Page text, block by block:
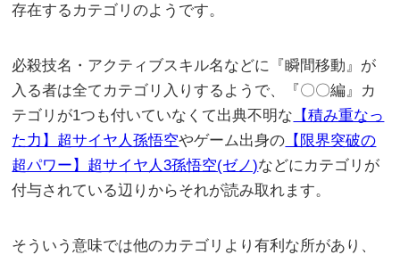
存在するカテゴリのようです。
必殺技名・アクティブスキル名などに『瞬間移動』が
入る者は全てカテゴリ入りするようで、『〇〇編』カ
テゴリが1つも付いていなくて出典不明な 【積み重なっ
た力】超サイヤ人孫悟空やゲーム出身の 【限界突破の
超パワー】超サイヤ人3孫悟空(ゼノ)などにカテゴリが
付与されている辺りからそれが読み取れます。
そういう意味では他のカテゴリより有利な所があり、